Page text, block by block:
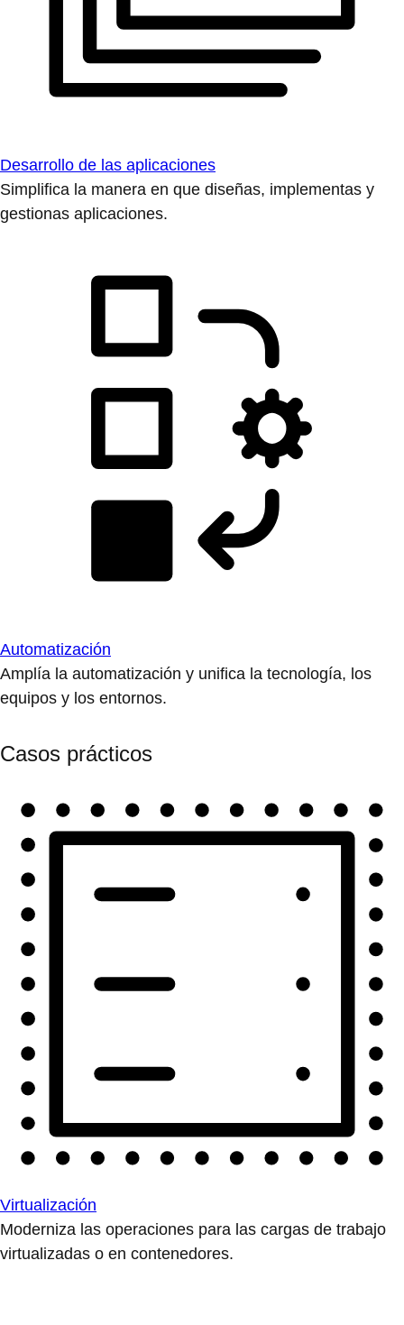
Desarrollo de las aplicaciones
Simplifica la manera en que diseñas, implementas y
gestionas aplicaciones.
Automatización
Amplía la automatización y unifica la tecnología, los
equipos y los entornos.
Casos prácticos
Virtualización
Moderniza las operaciones para las cargas de trabajo
virtualizadas o en contenedores.